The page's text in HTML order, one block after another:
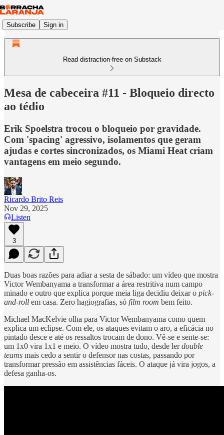
Subscribe Sign in
Read distraction-free on Substack
Mesa de cabeceira #11 - Bloqueio directo
ao tédio
Erik Spoelstra trocou o bloqueio por gravidade.
Com 'spacing' agressivo, isolamentos que geram
ajudas e cortes sincronizados, os Miami Heat criam
vantagens em meio segundo.
Ricardo Brito Reis
Nov 29, 2025
Listen
3
Duas boas razões para adiar a sesta de sábado: um vídeo que mostra
Victor Wembanyama a transformar a área restritiva num campo
minado e outro que explica porque meia liga decidiu deixar o pick-
and-roll em casa. Zero hagiografias, só film room bem feito.
Michael MacKelvie olha para Victor Wembanyama como quem
explica um eclipse. Com ele, os ataques evitam o aro, a eficácia no
pintado desce e até os ressaltos trocam de dono. Vê-se e sente-se:
um 1x0 vira 1x1 e meio. O vídeo mostra tudo, desde lerdouble
teams mais cedo a sentir o defensor nas costas, passando por
transformar pressão em assistências fáceis. O ataque já vira jogos, a
defesa ganha-os.